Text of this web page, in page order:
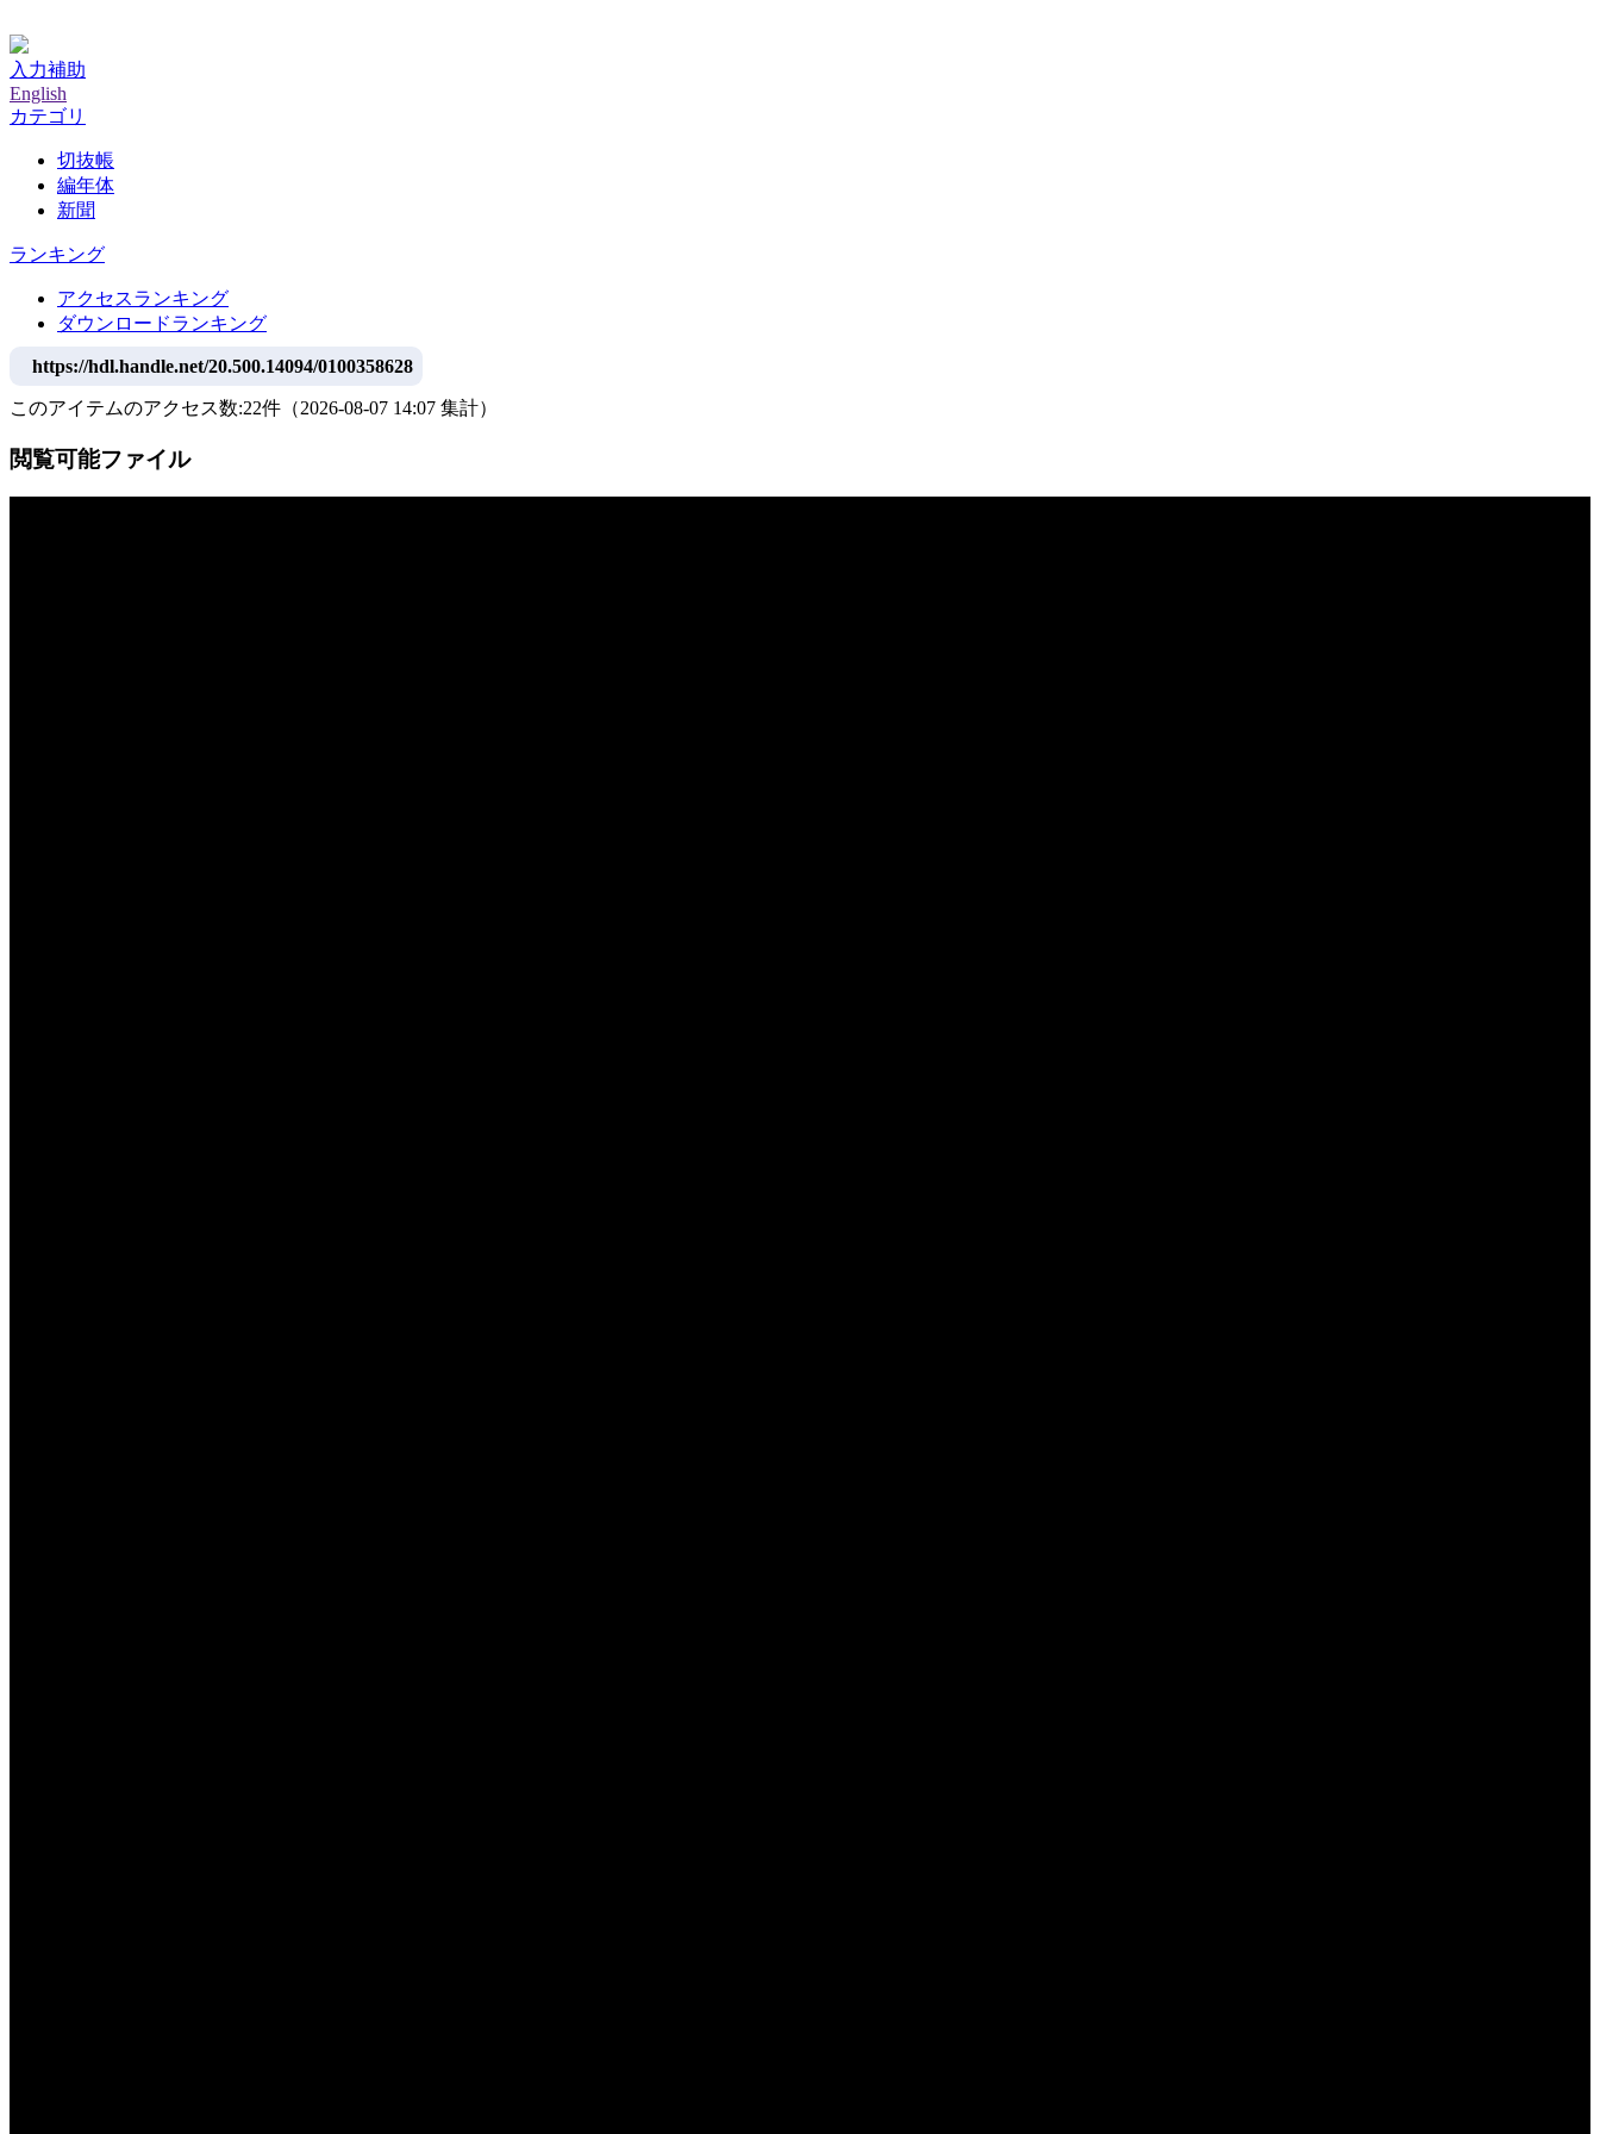
入力補助
English
カテゴリ
切抜帳
編年体
新聞
ランキング
アクセスランキング
ダウンロードランキング
https://hdl.handle.net/20.500.14094/0100358628
このアイテムのアクセス数:22件 （2026-08-07 14:07 集計）
閲覧可能ファイル